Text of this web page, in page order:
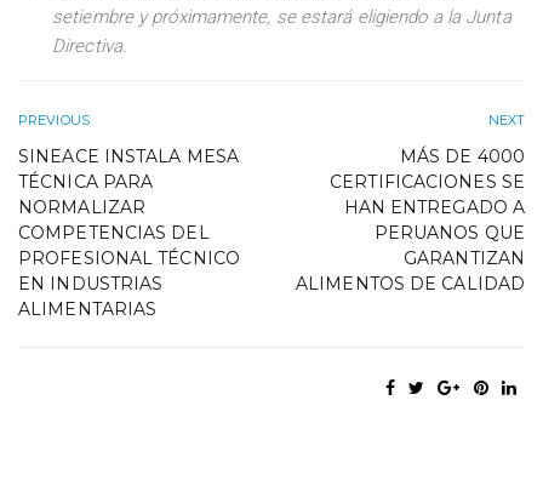
setiembre y próximamente, se estará eligiendo a la Junta
Directiva.
PREVIOUS
SINEACE INSTALA MESA
TÉCNICA PARA
NORMALIZAR
COMPETENCIAS DEL
PROFESIONAL TÉCNICO
EN INDUSTRIAS
ALIMENTARIAS
NEXT
MÁS DE 4000
CERTIFICACIONES SE
HAN ENTREGADO A
PERUANOS QUE
GARANTIZAN
ALIMENTOS DE CALIDAD